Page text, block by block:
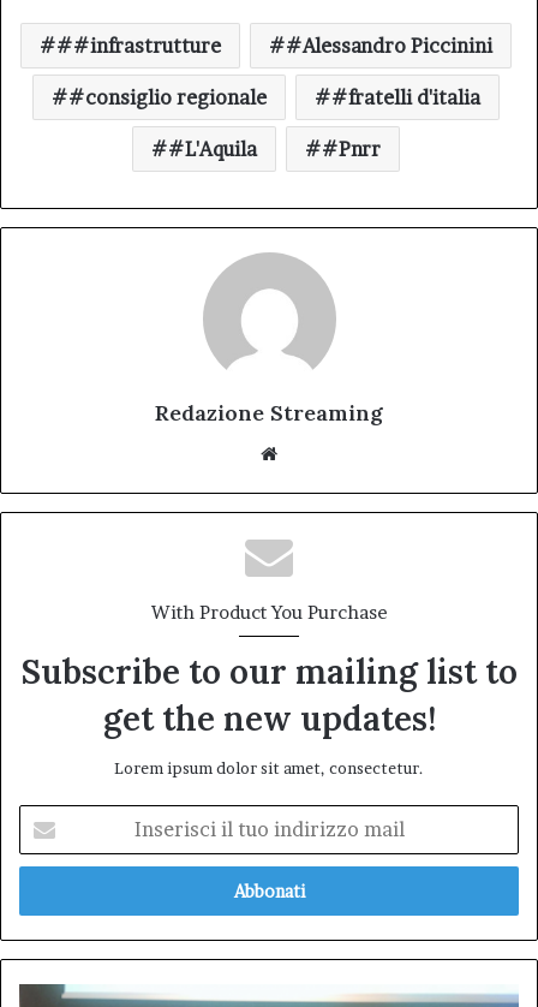
##infrastrutture #Alessandro Piccinini
#consiglio regionale #fratelli d'italia
#L'Aquila #Pnrr
Redazione Streaming
With Product You Purchase
Subscribe to our mailing list to
get the new updates!
Lorem ipsum dolor sit amet, consectetur.
tuo
mail
Violenza